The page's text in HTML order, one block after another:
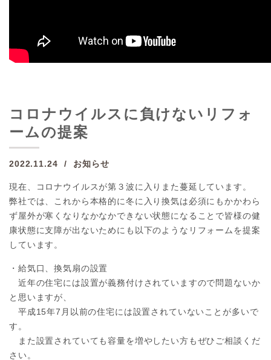
コロナウイルスに負けないリフォ
ームの提案
2022.11.24 お知らせ
現在、コロナウイルスが第３波に入りまた蔓延しています。
弊社では、これから本格的に冬に入り換気は必須にもかかわら
ず屋外が寒くなりなかなかできない状態になることで皆様の健
康状態に支障が出ないためにも以下のようなリフォームを提案
しています。
・給気口、換気扇の設置
近年の住宅には設置が義務付けされていますので問題ないか
と思いますが、
平成15年7月以前の住宅には設置されていないことが多いで
す。
また設置されていても容量を増やしたい方もぜひご相談くだ
さい。